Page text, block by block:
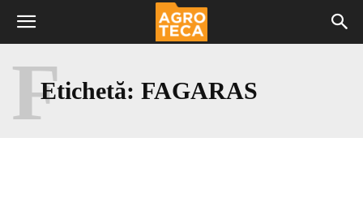
Etichetă: FAGARAS
F